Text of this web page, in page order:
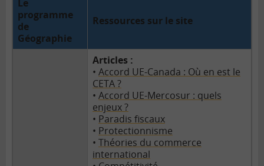
Le
programme
de
Géographie
Ressources sur le site
Articles :
• Accord UE-Canada : Où en est le
CETA ?
• Accord UE-Mercosur : quels
enjeux ?
• Paradis fiscaux
• Protectionnisme
• Théories du commerce
international